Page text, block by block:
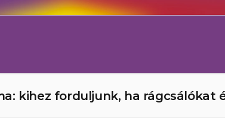
kihez forduljunk, ha rágcsálókat